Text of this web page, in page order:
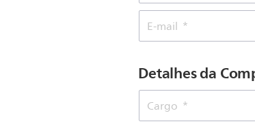
E-mail
Detalhes da
Cargo